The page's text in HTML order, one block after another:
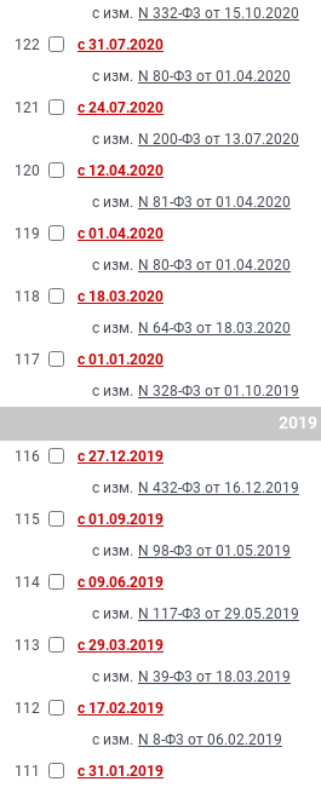
с изм. N 332-Ф3 от 15.10.2020
122
с 31.07.2020
с изм. N 80-Ф3 от 01.04.2020
121
с 24.07.2020
с изм. N 200-Ф3 от 13.07.2020
120
с 12.04.2020
с изм. N 81-Ф3 от 01.04.2020
119
с 01.04.2020
с изм. N 80-Ф3 от 01.04.2020
118
с 18.03.2020
с изм. N 64-Ф3 от 18.03.2020
117
с 01.01.2020
с изм. N 328-Ф3 от 01.10.2019
2019
116
с 27.12.2019
с изм. N 432-Ф3 от 16.12.2019
115
с 01.09.2019
с изм. N 98-Ф3 от 01.05.2019
114
с 09.06.2019
с изм. N 117-Ф3 от 29.05.2019
113
с 29.03.2019
с изм. N 39-Ф3 от 18.03.2019
112
с 17.02.2019
с изм. N 8-Ф3 от 06.02.2019
111
с 31.01.2019